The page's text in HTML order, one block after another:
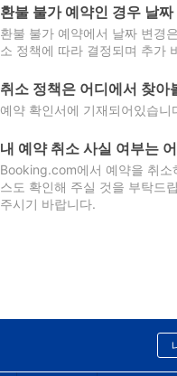
환불 불가 예약인 경우 날
환불 불가 예약에서 날짜 변경
소 정책에 따라 결정되며 추가
취소 정책은 어디에서 찾아
예약 확인서에 기재되어있습니
내 예약 취소 사실 여부는
Booking.com에서 예약을 취소
스도 확인해 주실 것을 부탁드
주시기 바랍니다.